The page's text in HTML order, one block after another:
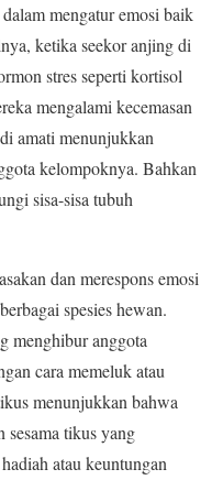
mengatur emosi baik
ketika seekor anjing di
stres seperti kortisol
mengalami kecemasan
amati menunjukkan
kelompoknya. Bahkan
sisa-sisa tubuh
dan merespons emosi
spesies hewan.
menghibur anggota
cara memeluk atau
menunjukkan bahwa
sesama tikus yang
atau keuntungan